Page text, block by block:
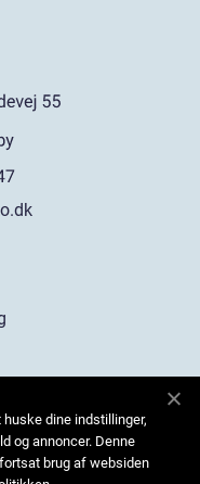
dine indstillinger,
og annoncer. Denne
brug af websiden